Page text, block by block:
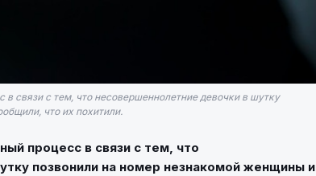
в связи с тем, что несовершеннолетние девочки в шутку
что их похитили.
процесс в связи с тем, что
позвонили на номер незнакомой женщины и